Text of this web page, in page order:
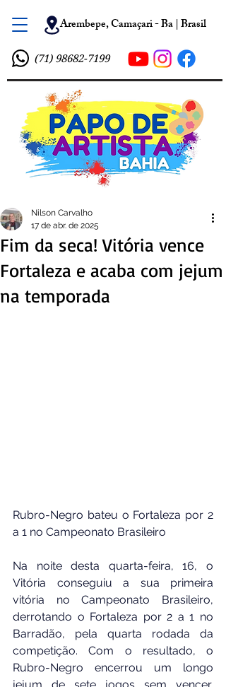
Arembepe, Camaçari - Ba | Brasil
(71) 98682-7199
Fim da seca! Vitória vence
Fortaleza e acaba com jejum
na temporada
Nilson Carvalho
17 de abr. de 2025
Rubro-Negro bateu o Fortaleza por 2
a 1 no Campeonato Brasileiro
Na noite desta quarta-feira, 16, o
Vitória conseguiu a sua primeira
vitória no Campeonato Brasileiro,
derrotando o Fortaleza por 2 a 1 no
Barradão, pela quarta rodada da
competição. Com o resultado, o
Rubro-Negro encerrou um longo
jejum de sete jogos sem vencer,